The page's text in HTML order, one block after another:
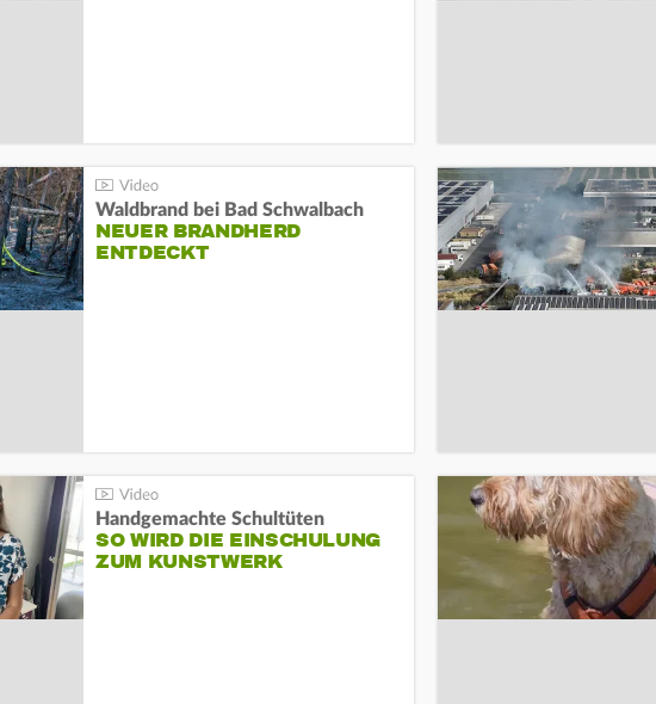
Waldbrand bei Bad Schwalbach
NEUER BRANDHERD
ENTDECKT
Handgemachte Schultüten
SO WIRD DIE EINSCHULUNG
ZUM KUNSTWERK